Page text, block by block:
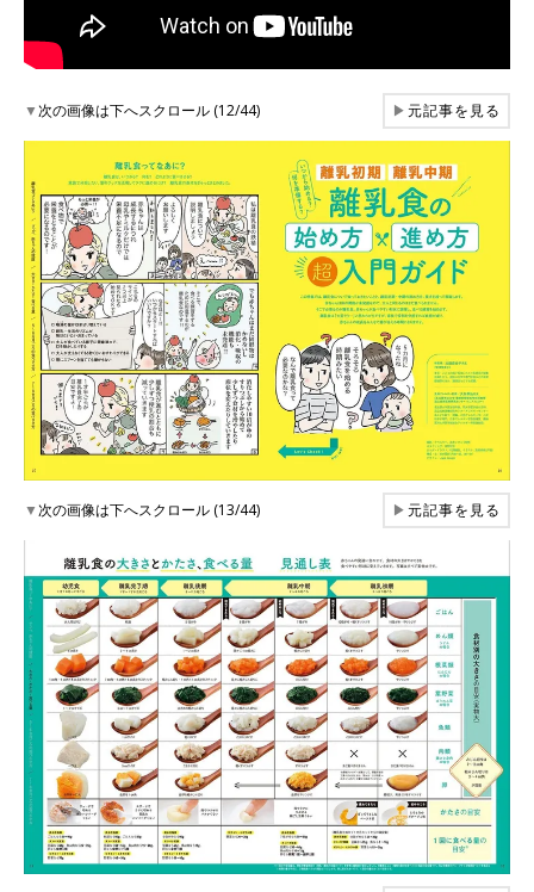
▼次の画像は下へスクロール (12/44) ▶元記事を見る
▼次の画像は下へスクロール (13/44) ▶元記事を見る